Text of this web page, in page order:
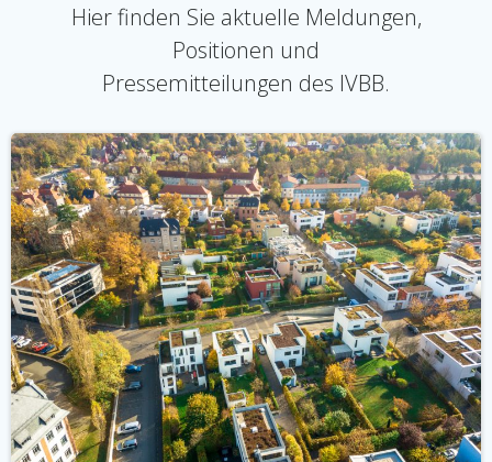
Hier finden Sie aktuelle Meldungen,
Positionen und
Pressemitteilungen des IVBB.